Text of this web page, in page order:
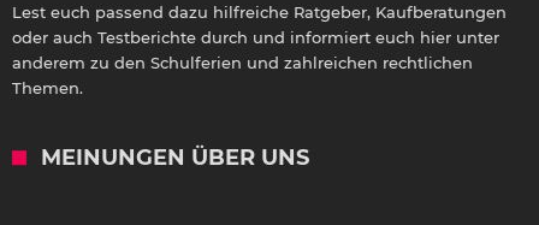
Lest euch passend dazu hilfreiche Ratgeber, Kaufberatungen
oder auch Testberichte durch und informiert euch hier unter
anderem zu den Schulferien und zahlreichen rechtlichen
Themen.
MEINUNGEN ÜBER UNS